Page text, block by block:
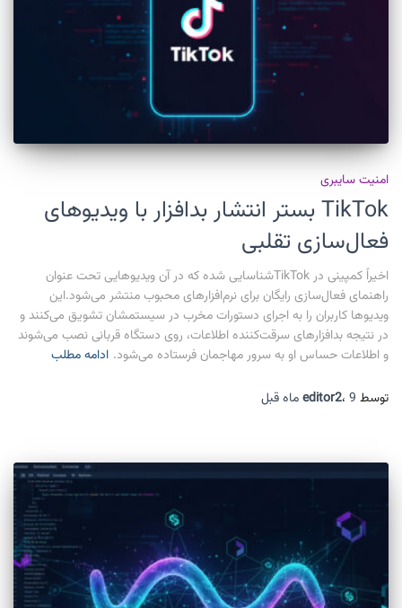
امنیت سایبری
TikTok بستر انتشار بدافزار با ویدیوهای
فعال‌سازی تقلبی
اخیراً کمپینی در TikTokشناسایی شده که در آن ویدیوهایی تحت عنوان
راهنمای فعال‌سازی رایگان برای نرم‌افزارهای محبوب منتشر می‌شود.این
ویدیوها کاربران را به اجرای دستورات مخرب در سیستمشان تشویق می‌کنند و
در نتیجه بدافزارهای سرقت‌کننده اطلاعات، روی دستگاه قربانی نصب می‌شوند
و اطلاعات حساس او به سرور مهاجمان فرستاده می‌شود. ادامه مطلب
توسط editor2، 9 ماه قبل